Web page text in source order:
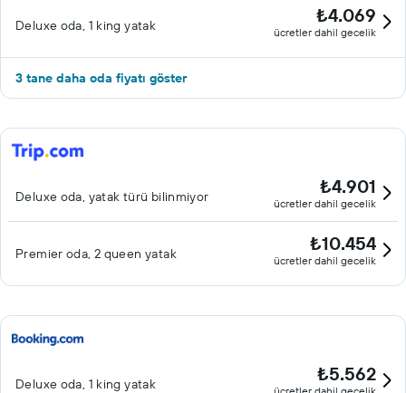
Deluxe oda, 1 king yatak ₺4.069
ücretler dahil gecelik
3 tane daha oda fiyatı göster
Deluxe oda, yatak türü bilinmiyor ₺4.901
ücretler dahil gecelik
Premier oda, 2 queen yatak ₺10.454
ücretler dahil gecelik
Deluxe oda, 1 king yatak ₺5.562